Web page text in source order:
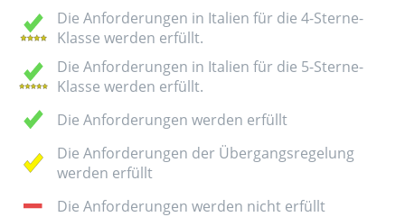
Die Anforderungen in Italien für die 4-Sterne-
Klasse werden erfüllt.
Die Anforderungen in Italien für die 5-Sterne-
Klasse werden erfüllt.
Die Anforderungen werden erfüllt
Die Anforderungen der Übergangsregelung
werden erfüllt
Die Anforderungen werden nicht erfüllt